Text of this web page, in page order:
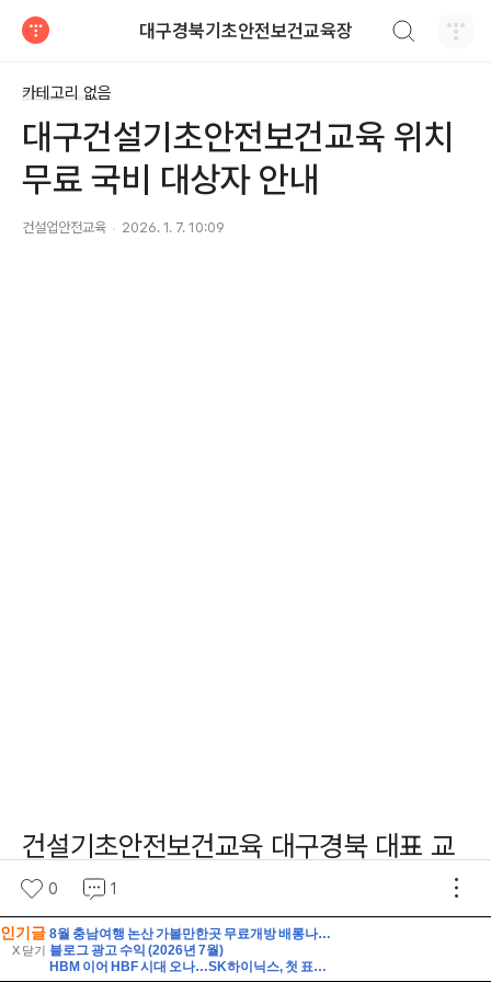
인기글
X 닫기
8월 충남여행 논산 가볼만한곳 무료개방 배롱나무꽃 절정 여름꽃 만개한 300년 명재고택
블로그 광고 수익 (2026년 7월)
HBM 이어 HBF 시대 오나…SK하이닉스, 첫 표준규격 공개